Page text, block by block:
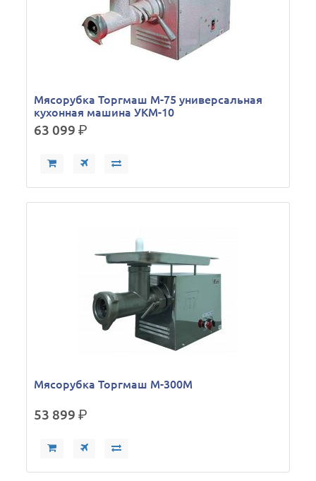
Мясорубка Торгмаш М-75 универсальная
кухонная машина УКМ-10
63 099р.
Мясорубка Торгмаш М-300М
53 899р.